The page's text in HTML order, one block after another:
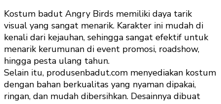
Kostum badut Angry Birds memiliki daya tarik
visual yang sangat menarik. Karakter ini mudah di
kenali dari kejauhan, sehingga sangat efektif untuk
menarik kerumunan di event promosi, roadshow,
hingga pesta ulang tahun.
Selain itu, produsenbadut.com menyediakan kostum
dengan bahan berkualitas yang nyaman dipakai,
ringan, dan mudah dibersihkan. Desainnya dibuat